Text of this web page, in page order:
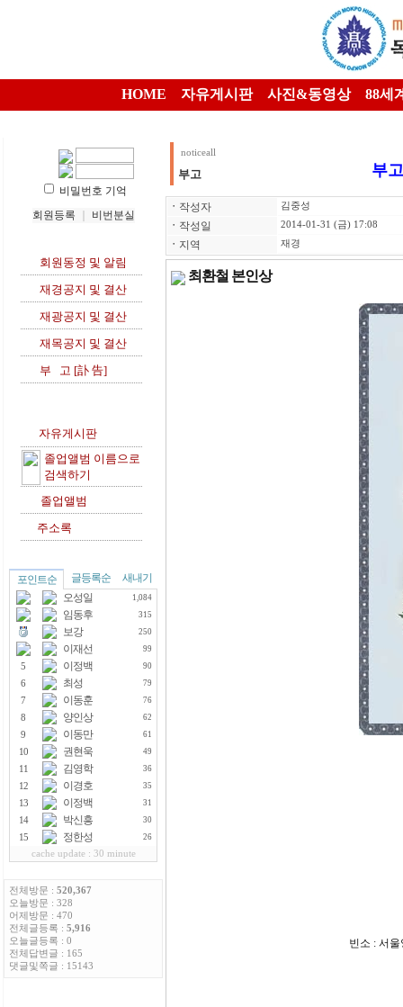
HOME 자유게시판 사진&동영상 88세
비밀번호 기억
회원등록
비번분실
회원동정 및 알림
재경공지 및 결산
재광공지 및 결산
재목공지 및 결산
부 고 [訃 告]
자유게시판
졸업앨범 이름으로
검색하기
졸업앨범
주소록
포인트순 글등록순
새내기
오성일
1,084
임동후 315
보강 250
이재선 99
5 이정백 90
6 최성 79
7 이동훈 76
8 양인상 62
9 이동만 61
10 권현욱 49
11 김영학 36
12 이경호 35
13 이정백 31
14 박신흥 30
15 정한성 26
cache update : 30 minute
전체방문 : 520,367
오늘방문 : 328
어제방문 : 470
전체글등록 : 5,916
오늘글등록 : 0
전체답변글 : 165
댓글및쪽글 : 15143
noticeall
부고 부
ㆍ 작성자 김중성
ㆍ 작성일 2014-01-31 (금) 17:08
ㆍ 지역 재경
최환철 본인상
빈소 : 서